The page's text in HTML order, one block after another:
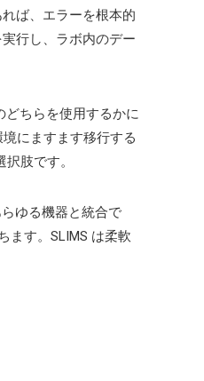
ば、エラーを根本的
行し、ラボ内のデー
どちらを使用するかに
にますます移行する
肢です。
ゆる機器と統合で
ます。SLIMS は柔軟